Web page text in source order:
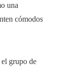
una
cómodos
grupo de